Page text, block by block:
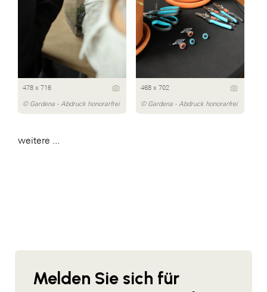
478 x 716
© Gardena - Abdruck honorarfrei
468 x 702
© Gardena - Abdruck honorarfrei
weitere ...
Melden Sie sich für